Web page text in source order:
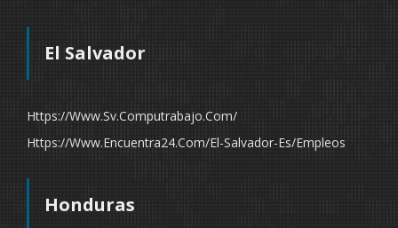
El Salvador
Https://www.sv.computrabajo.com/
Https://www.encuentra24.com/el-Salvador-Es/empleos
Honduras